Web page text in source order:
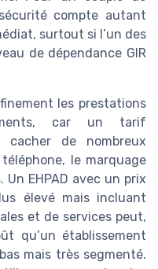
compte autant
surtout si l’un des
de dépendance GIR
les prestations
car un tarif
cacher de nombreux
le marquage
EHPAD avec un prix
élevé mais incluant
et de services peut,
qu’un établissement
mais très segmenté.